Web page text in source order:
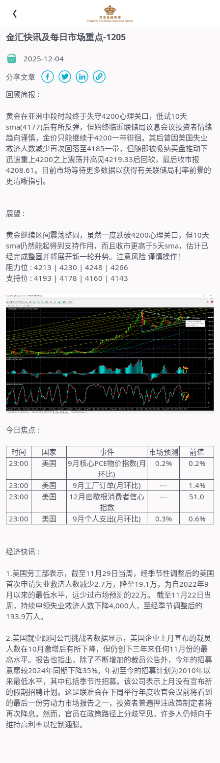
金汇快讯及每日市场重点-1205
2025-12-04
分享文章
回顾简报 :
黄金在亚洲中段时段终于失守4200心理关口，低试10天
sma(4177)后有所反弹，但始终临近联储局议息会议投资者情绪
趋向谨慎，金价只能继续于4200一带徘徊。其后曾因美国失业
救济人数减少再次回落至4185一带，但随即被吸纳买盘推动下
迅速重上4200之上震荡并高见4219.33后回软，最后收市报
4208.61。目前市场等待更多数据以获得有关联储局利率前景的
更清晰指引。
展望 :
黄金继续区间震荡整固，虽然一度跌破4200心理关口，但10天
sma仍然能起得到支持作用，而且收市更高于5天sma，估计已
经完成整固并将展开新一轮升势。注意风险 谨慎操作！
阻力位 : 4213 | 4230 | 4248 | 4266
支持位 : 4193 | 4178 | 4160 | 4143
今日焦点 :
时间 国家 事件 市场预测
前值
23:00
美国 9月核心PCE物价指数(月
环比)
0.2% 0.2%
23:00 美国 9月工厂订单(月环比) ---
1.4%
23:00
美国 12月密歇根消费者信心
指数
--- 51.0
23:00 美国 9月个人支出(月环比) 0.3% 0.6%
经济快讯 :
1.美国劳工部表示，截至11 月29日当周，经季节性调整后的美国
首次申请失业救济人数减少2.7万，降至19.1 万，为自2022年9
月以来的最低水平，远少过市场预测的22万。 截至11 月22日当
周，持续申领失业救济人数下降4,000人，至经季节调整后的
193.9万人。
2.美国就业顾问公司挑战者数据显示，美国企业上月宣布的裁员
人数在10月激增后有所下降，但仍创下三年来任何11 月份的最
高水平。报告也指出，除了不断增加的裁员公告外，今年的招募
意愿较2024年同期下降35%。年初至今的招募计划为2010年以
来最低水平，其中包括季节性招募。该公司表示上月没有宣布新
的假期招聘计划。这是联准会在下周举行年度收官会议前将看到
的最后一份劳动力市场报告之一，投资者普遍押注政策制定者将
再次降息。然而，官员在政策路径上分歧罕见，许多人仍倾向于
维持高利率以控制通膨。